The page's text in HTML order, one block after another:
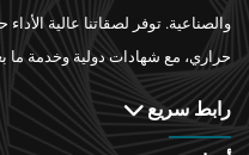
والصناعية. توفر لصقاتنا عالية
حراري، مع شهادات دولية وخدمة ما
رابط سريع